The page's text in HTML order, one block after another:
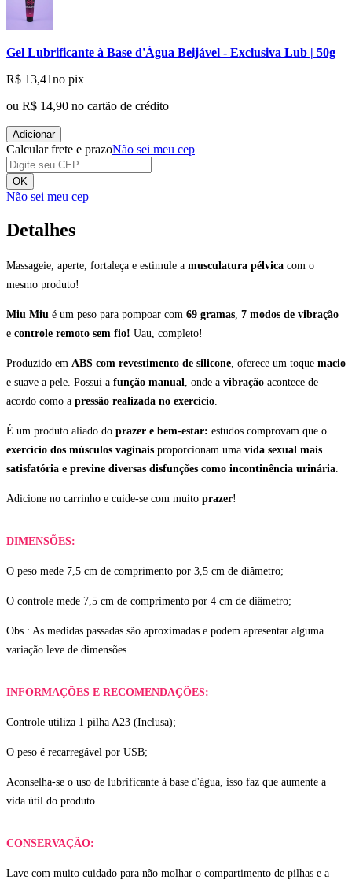
Gel Lubrificante à Base d'Água Beijável - Exclusiva Lub | 50g
R$ 13,41no pix
ou R$ 14,90 no cartão de crédito
Adicionar
Calcular frete e prazoNão sei meu cep
OK
Não sei meu cep
Detalhes
Massageie, aperte, fortaleça e estimule a musculatura pélvica com o
mesmo produto!
Miu Miu é um peso para pompoar com 69 gramas, 7 modos de vibração
e controle remoto sem fio! Uau, completo!
Produzido em ABS com revestimento de silicone, oferece um toque macio
e suave a pele. Possui a função manual, onde a vibração acontece de
acordo como a pressão realizada no exercício.
É um produto aliado do prazer e bem-estar: estudos comprovam que o
exercício dos músculos vaginais proporcionam uma vida sexual mais
satisfatória e previne diversas disfunções como incontinência urinária.
Adicione no carrinho e cuide-se com muito prazer!
DIMENSÕES:
O peso mede 7,5 cm de comprimento por 3,5 cm de diâmetro;
O controle mede 7,5 cm de comprimento por 4 cm de diâmetro;
Obs.: As medidas passadas são aproximadas e podem apresentar alguma
variação leve de dimensões.
INFORMAÇÕES E RECOMENDAÇÕES:
Controle utiliza 1 pilha A23 (Inclusa);
O peso é recarregável por USB;
Aconselha-se o uso de lubrificante à base d'água, isso faz que aumente a
vida útil do produto.
CONSERVAÇÃO:
Lave com muito cuidado para não molhar o compartimento de pilhas e a